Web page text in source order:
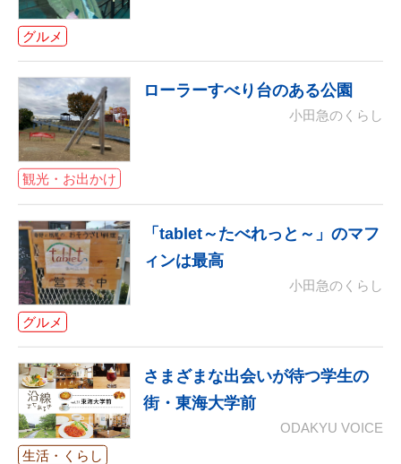
グルメ
観光・お出かけ
ローラーすべり台のある公園
小田急のくらし
グルメ
「tablet～たべれっと～」のマフ
ィンは最高
小田急のくらし
生活・くらし
さまざまな出会いが待つ学生の
街・東海大学前
ODAKYU VOICE